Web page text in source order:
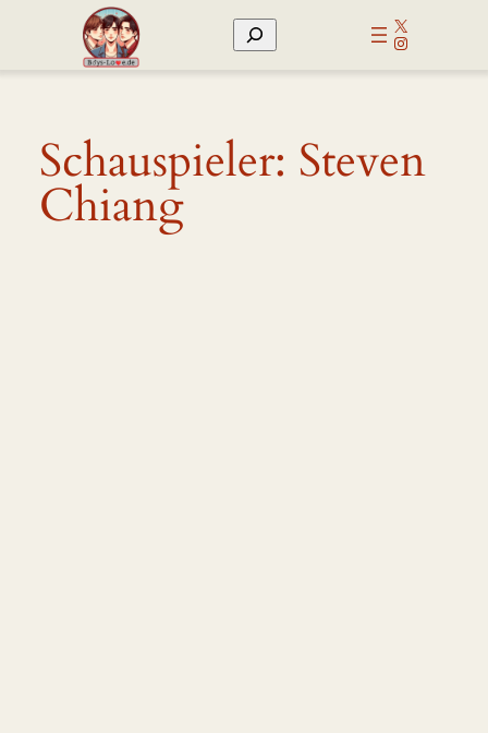
Suchen
X
Instagram
Schauspieler: Steven
Chiang